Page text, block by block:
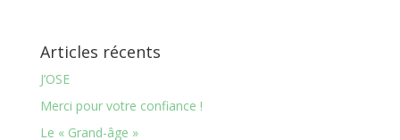
Articles récents
J’OSE
Merci pour votre confiance !
Le « Grand-âge »